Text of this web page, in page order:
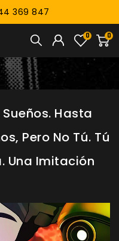
369 847
0
0
Hasta
Pero No Tú. Tú
Una Imitación